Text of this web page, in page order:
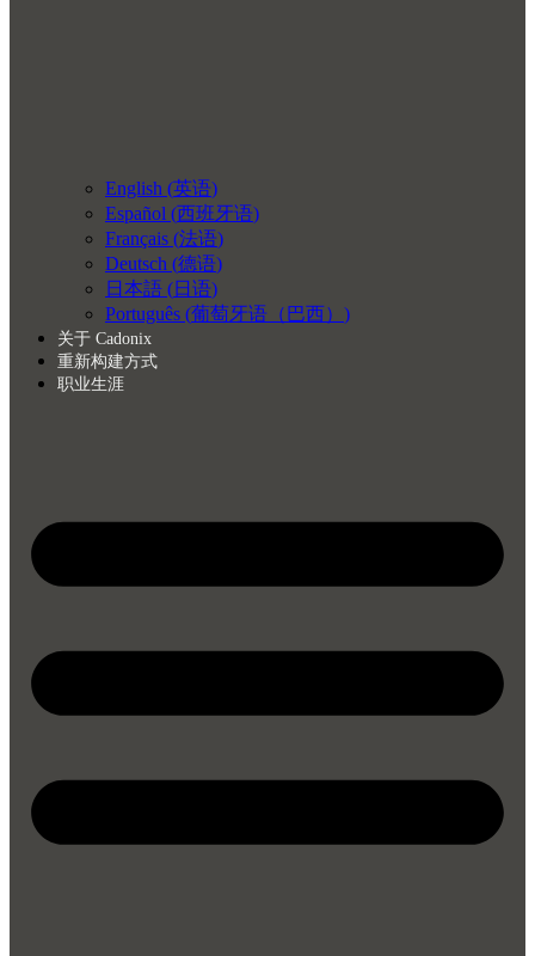
English (英语)
Español (西班牙语)
Français (法语)
Deutsch (德语)
日本語 (日语)
Português (葡萄牙语（巴西） )
关于 Cadonix
重新构建方式
职业生涯